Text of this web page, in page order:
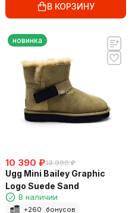
В КОРЗИНУ
новинка
10 390 ₽19 990 ₽
Ugg Mini Bailey Graphic
Logo Suede Sand
В наличии
+260 бонусов